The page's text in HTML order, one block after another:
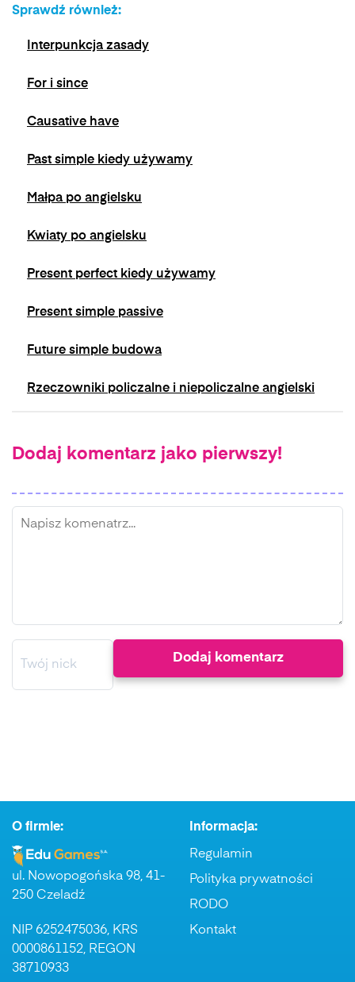
jest możliwe poprzez kontakt z Administratorem
naciśniecie przycisku "wypisz się" znajdującego
Sprawdź również:
Interpunkcja zasady
For i since
Causative have
Past simple kiedy używamy
Małpa po angielsku
Kwiaty po angielsku
Present perfect kiedy używamy
Present simple passive
Future simple budowa
Rzeczowniki policzalne i niepoliczalne angielski
Dodaj komentarz jako pierwszy!
O firmie:
ul. Nowopogońska 98, 41-
250 Czeladź
NIP 6252475036, KRS
0000861152, REGON
38710933
Informacja:
Regulamin
Polityka prywatności
RODO
Kontakt